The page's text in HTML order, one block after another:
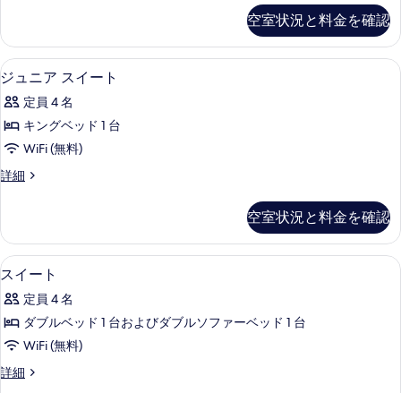
応
の
す
べ
て
の
写
を
表
示
す
る
対
応
の
詳
細
adult
+
2
children)
の
す
べ
写
真
を
表
示
す
ー
ド
ル
ム
(Family.
adult
+
2
詳
空室状況と料金を確認
ジ
ュ
ニ
ア
ス
イ
ト
の
す
べ
て
の
写
ジュニア スイート | 低刺激性寝具、
5
ジュニア スイート
定員 4 名
キングベッド 1 台
WiFi (無料)
詳細
ジ
ス
イ
ー
の
詳
空室状況と料金を確認
ス
イ
ー
ト
の
す
スイート | 低刺激性寝具、セーフテ
6
スイート
定員 4 名
ダブルベッド 1 台およびダブルソファーベッド 1 台
WiFi (無料)
詳細
ス